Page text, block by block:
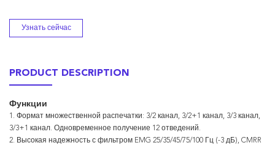
Узнать сейчас
PRODUCT DESCRIPTION
Функции
1. Формат множественной распечатки: 3/2 канал, 3/2+1 канал, 3/3 канал,
3/3+1 канал. Одновременное получение 12 отведений.
2. Высокая надежность с фильтром EMG 25/35/45/75/100 Гц (-3 дБ), CMRR